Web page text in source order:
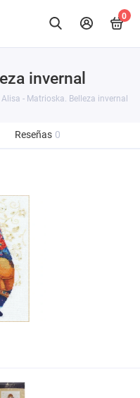
0
invernal
Alisa - Matrioska. Belleza invernal
Reseñas 0